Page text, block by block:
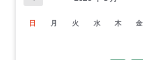
日 月 火 水 木 金